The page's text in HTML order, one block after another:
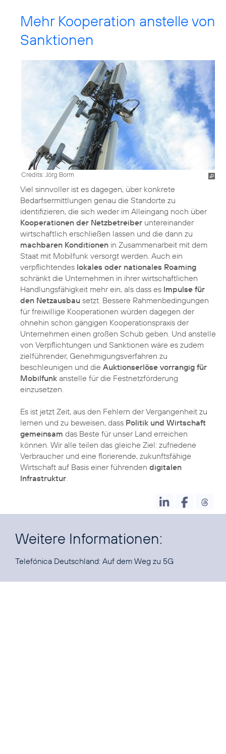
Mehr Kooperation anstelle von
Sanktionen
Credits: Jörg Borm
Viel sinnvoller ist es dagegen, über konkrete
Bedarfsermittlungen genau die Standorte zu
identifizieren, die sich weder im Alleingang noch über
Kooperationen der Netzbetreiber untereinander
wirtschaftlich erschließen lassen und die dann zu
machbaren Konditionen in Zusammenarbeit mit dem
Staat mit Mobilfunk versorgt werden. Auch ein
verpflichtendes lokales oder nationales Roaming
schränkt die Unternehmen in ihrer wirtschaftlichen
Handlungsfähigkeit mehr ein, als dass es Impulse für
den Netzausbau setzt. Bessere Rahmenbedingungen
für freiwillige Kooperationen würden dagegen der
ohnehin schon gängigen Kooperationspraxis der
Unternehmen einen großen Schub geben. Und anstelle
von Verpflichtungen und Sanktionen wäre es zudem
zielführender, Genehmigungsverfahren zu
beschleunigen und die Auktionserlöse vorrangig für
Mobilfunk anstelle für die Festnetzförderung
einzusetzen.
Es ist jetzt Zeit, aus den Fehlern der Vergangenheit zu
lernen und zu beweisen, dass Politik und Wirtschaft
gemeinsam das Beste für unser Land erreichen
können. Wir alle teilen das gleiche Ziel: zufriedene
Verbraucher und eine florierende, zukunftsfähige
Wirtschaft auf Basis einer führenden digitalen
Infrastruktur
Weitere Informationen:
Telefónica Deutschland: Auf dem Weg zu 5G